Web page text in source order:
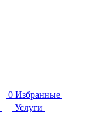
0 Избранные
Услуги